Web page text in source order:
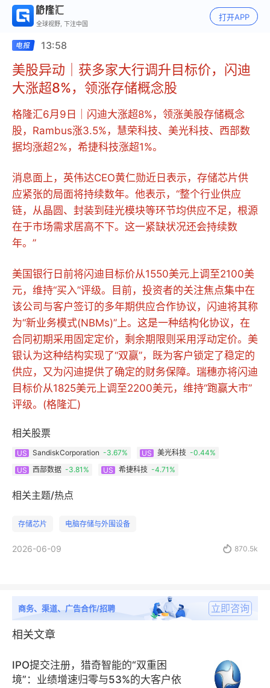
全球视野, 下注中国
打开APP
13:58
美股异动｜获多家大行调升目标价，闪迪
大涨超8%，领涨存储概念股
格隆汇6月9日｜闪迪大涨超8%，领涨美股存储概念
股，Rambus涨3.5%，慧荣科技、美光科技、西部数
据均涨超2%，希捷科技涨超1%。
消息面上，英伟达CEO黄仁勋近日表示，存储芯片供
应紧张的局面将持续数年。他表示，“整个行业供应
链，从晶圆、封装到硅光模块等环节均供应不足，根源
在于市场需求居高不下。这一紧缺状况还会持续数
年。”
美国银行日前将闪迪目标价从1550美元上调至2100美
元，维持“买入”评级。目前，投资者的关注焦点集中在
该公司与客户签订的多年期供应合作协议，闪迪将其称
为“新业务模式(NBMs)”上。这是一种结构化协议，在
合同初期采用固定定价，剩余期限则采用浮动定价。美
银认为这种结构实现了“双赢”，既为客户锁定了稳定的
供应，又为闪迪提供了确定的财务保障。瑞穗亦将闪迪
目标价从1825美元上调至2200美元，维持“跑赢大市”
评级。(格隆汇)
相关股票
US SandiskCorporation -3.67% US 美光科技 -0.44%
US
西部数据 -3.81% US 希捷科技 -4.71%
相关主题/热点
存储芯片 电脑存储与外围设备
2026-06-09  870.5k
商务、渠道、广告合作/招聘 立即咨询
相关文章
IPO提交注册，猎奇智能的“双重困
境”：业绩增速归零与53%的大客户依